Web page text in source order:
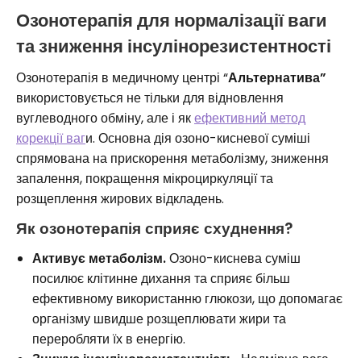
Озонотерапія для нормалізації ваги
та зниження інсулінорезистентності
Озонотерапія в медичному центрі “Альтернатива”
використовується не тільки для відновлення
вуглеводного обміну, але і якефективний метод
корекції ваги. Основна дія озоно-кисневої суміші
спрямована на прискорення метаболізму, зниження
запалення, покращення мікроциркуляції та
розщеплення жирових відкладень.
Як озонотерапія сприяє схуднення?
Активує метаболізм.Озоно-киснева суміш
посилює клітинне дихання та сприяє більш
ефективному використанню глюкози, що допомагає
організму швидше розщеплювати жири та
переробляти їх в енергію.